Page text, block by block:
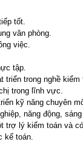
tốt.
văn phòng.
việc.
tập.
triển trong nghề kiểm
trong lĩnh vực.
kỹ năng chuyên
năng động,
trợ lý kiểm toán và
kế toán.